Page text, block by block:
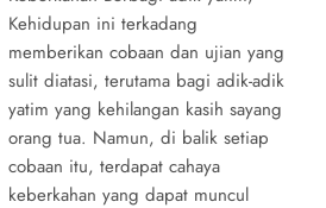
Kehidupan ini terkadang
memberikan cobaan dan ujian yang
sulit diatasi, terutama bagi adik-adik
yatim yang kehilangan kasih sayang
orang tua. Namun, di balik setiap
cobaan itu, terdapat cahaya
keberkahan yang dapat muncul